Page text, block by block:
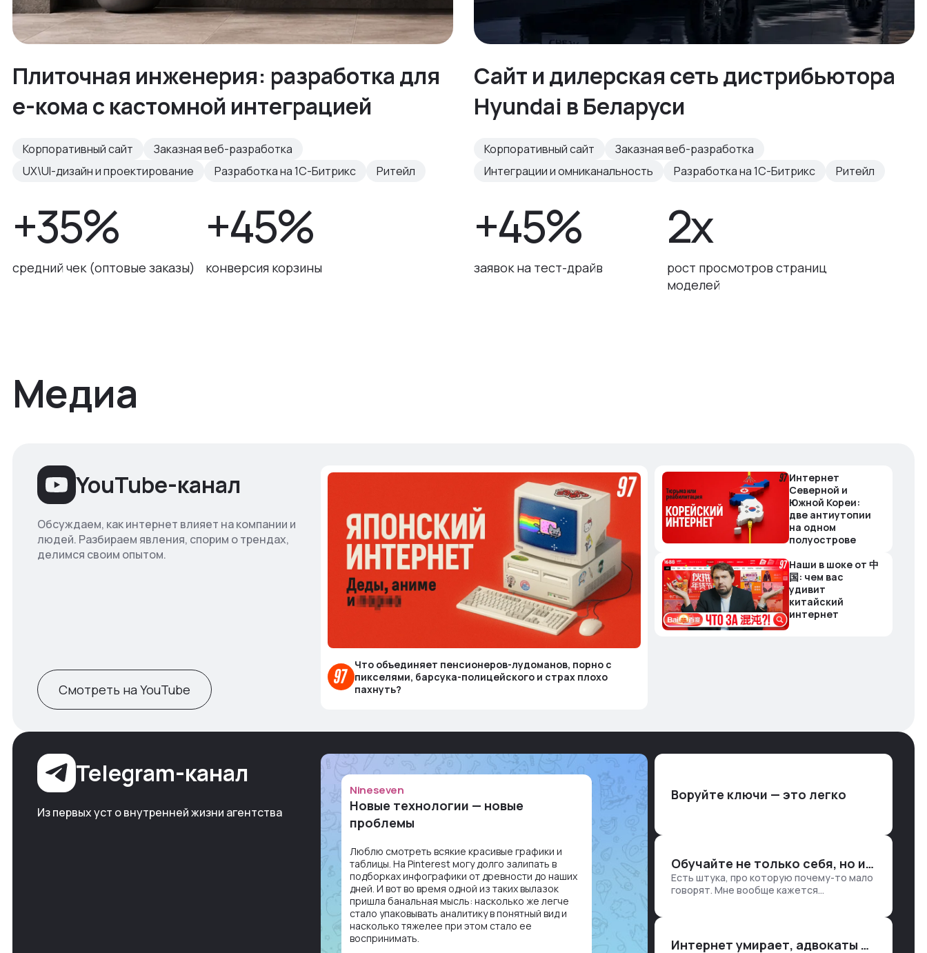
Плиточная инженерия: разработка для
е-кома с кастомной интеграцией
Корпоративный сайт
Заказная веб-разработка
UX\UI-дизайн и проектирование
Разработка на 1С-Битрикс Ритейл
+35%
средний чек (оптовые заказы)
+45%
конверсия корзины
Сайт и дилерская сеть дистрибьютора
Hyundai в Беларуси
Корпоративный сайт
Заказная веб-разработка
Интеграции и омниканальность
Разработка на 1С-Битрикс Ритейл
+45%
заявок на тест-драйв
2x
рост просмотров страниц
моделей
Медиа
YouTube-канал
Обсуждаем, как интернет влияет на компании и
людей. Разбираем явления, спорим о трендах,
делимся своим опытом.
Смотреть на YouTube
Что объединяет пенсионеров-лудоманов, порно с
пикселями, барсука-полицейского и страх плохо
пахнуть?
Интернет
Северной и
Южной Кореи:
две антиутопии
на одном
полуострове
Наши в шоке от 中
国: чем вас
удивит
китайский
интернет
Telegram-канал
Из первых уст о внутренней жизни агентства
Nineseven
Новые технологии — новые
проблемы
Люблю смотреть всякие красивые графики и
таблицы. На Pinterest могу долго залипать в
подборках инфографики от древности до наших
дней. И вот во время одной из таких вылазок
пришла банальная мысль: насколько же легче
стало упаковывать аналитику в понятный вид и
насколько тяжелее при этом стало ее
воспринимать.
Воруйте ключи — это легко
Обучайте не только себя, но и клиентов
Есть штука, про которую почему-то мало
говорят. Мне вообще кажется
е…
Интернет умирает, адвокаты и судьи в растерянности, а я хочу песню